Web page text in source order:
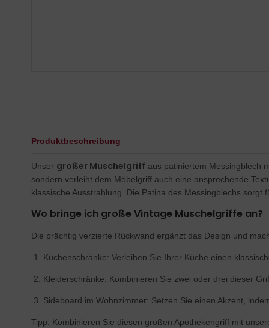
Produktbeschreibung
Unser großer Muschelgriff aus patiniertem Messingblech
sondern verleiht dem Möbelgriff auch eine ansprechende
klassische Ausstrahlung. Die Patina des Messingblechs
Wo bringe ich große Vintage Muschelgriffe an?
Die prächtig verzierte Rückwand ergänzt das Design und
Küchenschränke: Verleihen Sie Ihrer Küche einen
Kleiderschränke: Kombinieren Sie zwei oder drei dieser
Sideboard im Wohnzimmer: Setzen Sie einen Akzent,
Tipp: Kombinieren Sie diesen großen Apothekengriff mit